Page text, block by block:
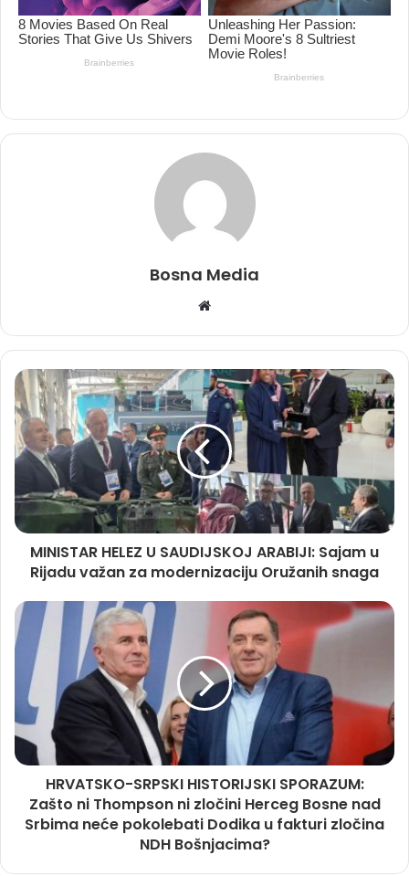
Bosna Media
Website
MINISTAR HELEZ U SAUDIJSKOJ ARABIJI: Sajam u
Rijadu važan za modernizaciju Oružanih snaga
HRVATSKO-SRPSKI HISTORIJSKI SPORAZUM:
Zašto ni Thompson ni zločini Herceg Bosne nad
Srbima neće pokolebati Dodika u fakturi zločina
NDH Bošnjacima?